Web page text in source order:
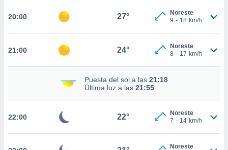
que
sean
ni para
no
20:00 27°
Noreste
9 - 18 km/h
21:00 24°
Noreste
8 - 17 km/h
Puesta del sol a las 21:18
Última luz a las 21:55
22:00 22°
Noreste
7 - 14 km/h
Noreste